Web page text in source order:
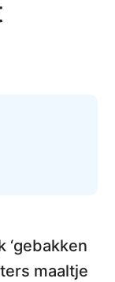
‘gebakken
maaltje